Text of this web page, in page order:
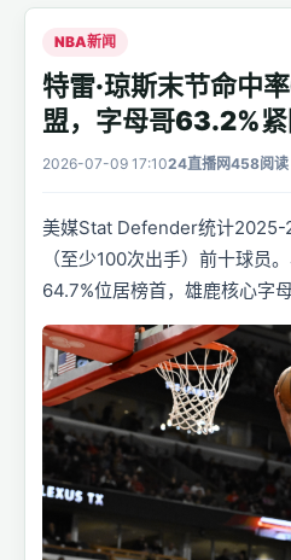
NBA新闻
特雷·琼斯末节命中
盟，字母哥63.2%
2026-07-09 17:1024直播网458阅读
美媒Stat Defender统计2025-
（至少100次出手）前十球员
64.7%位居榜首，雄鹿核心字